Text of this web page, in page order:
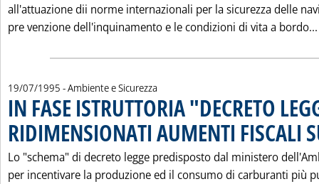
all'attuazione dii norme internazionali per la sicurezza delle
pre venzione dell'inquinamento e le condizioni di vita a bordo...
19/07/1995 - Ambiente e Sicurezza
IN FASE ISTRUTTORIA "DECRETO
RIDIMENSIONATI AUMENTI FISCALI
Lo "schema" di decreto legge predisposto dal ministero
per incentivare la produzione ed il consumo di carburanti più